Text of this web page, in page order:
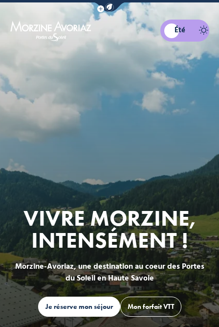
Afficher la barre de navigation du
Morzine Avoriaz
Été
VIVRE MORZINE,
INTENSÉMENT !
Morzine-Avoriaz, une destination au coeur des Portes
du Soleil en Haute Savoie
Je réserve mon séjour Mon forfait VTT